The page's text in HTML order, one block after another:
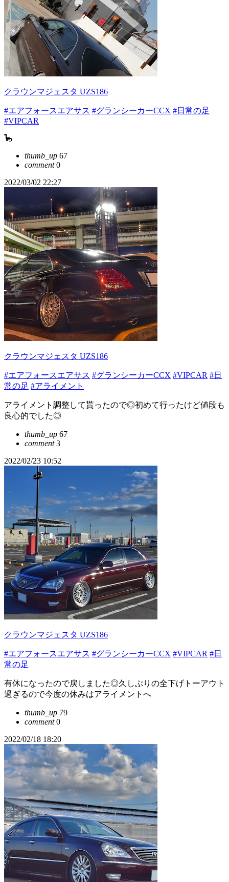
クラウンマジェスタ UZS186
#エアフォースエアサス #グランシーカーCCX #日常の足
#VIPCAR
🦕
thumb_up 67
comment0
2022/03/02 22:27
クラウンマジェスタ UZS186
#エアフォースエアサス #グランシーカーCCX #VIPCAR #日
常の足 #アライメント
アライメント調整して貰ったので◎初めて行ったけど値段も
良心的でした◎
thumb_up 67
comment3
2022/02/23 10:52
クラウンマジェスタ UZS186
#エアフォースエアサス #グランシーカーCCX #VIPCAR #日
常の足
有休になったので戻しました◎久しぶりの全下げトーアウト
過ぎるので今度の休みはアライメントへ
thumb_up 79
comment0
2022/02/18 18:20